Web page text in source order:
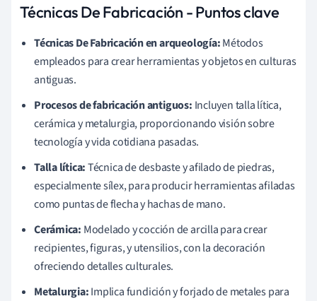
Técnicas De Fabricación - Puntos clave
Técnicas De Fabricación en arqueología:Métodos
empleados para crear herramientas y objetos en culturas
antiguas.
Procesos de fabricación antiguos: Incluyen talla lítica,
cerámica y metalurgia, proporcionando visión sobre
tecnología y vida cotidiana pasadas.
Talla lítica:Técnica de desbaste y afilado de piedras,
especialmente sílex, para producir herramientas afiladas
como puntas de flecha y hachas de mano.
Cerámica: Modelado y cocción de arcilla para crear
recipientes, figuras, y utensilios, con la decoración
ofreciendo detalles culturales.
Metalurgia:Implica fundición y forjado de metales para